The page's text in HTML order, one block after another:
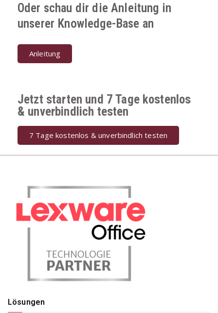
Oder schau dir die Anleitung in
unserer Knowledge-Base an
Anleitung
Jetzt starten und 7 Tage kostenlos
& unverbindlich testen
7 Tage kostenlos & unverbindlich testen
Lösungen